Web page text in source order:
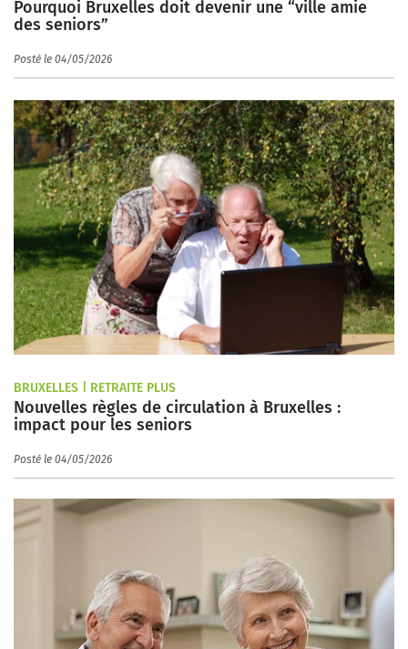
Pourquoi Bruxelles doit devenir une “ville amie
des seniors”
Posté le 04/05/2026
BRUXELLES | RETRAITE PLUS
Nouvelles règles de circulation à Bruxelles :
impact pour les seniors
Posté le 04/05/2026